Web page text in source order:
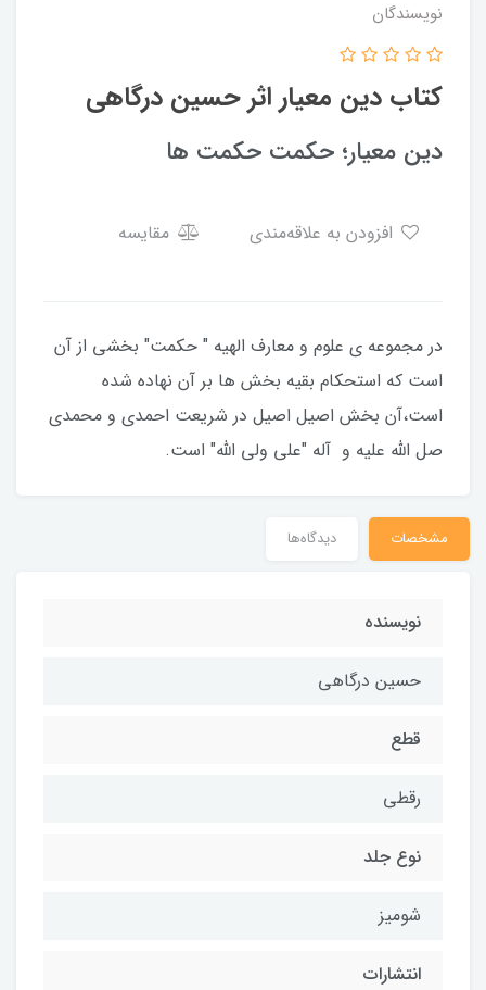
نویسندگان
کتاب دین معیار اثر حسین درگاهی
دین معیار؛ حکمت حکمت ها
مقایسه
در مجموعه ی علوم و معارف الهیه " حکمت" بخشی از آن
است که استحکام بقیه بخش ها بر آن نهاده شده
است،آن بخش اصیل اصیل در شریعت احمدی و محمدی
صل الله علیه و آله "علی ولی الله" است.
مشخصات دیدگاه‌ها
نویسنده
حسین درگاهی
قطع
رقطی
نوع جلد
شومیز
انتشارات